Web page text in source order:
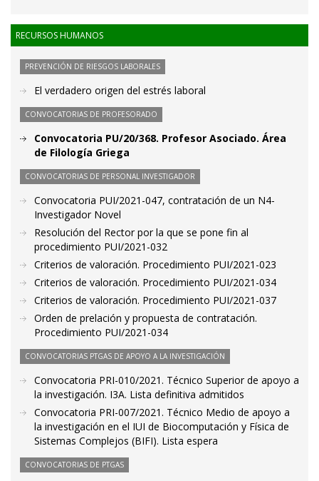
RECURSOS HUMANOS
PREVENCIÓN DE RIESGOS LABORALES
El verdadero origen del estrés laboral
CONVOCATORIAS DE PROFESORADO
Convocatoria PU/20/368. Profesor Asociado. Área
de Filología Griega
CONVOCATORIAS DE PERSONAL INVESTIGADOR
Convocatoria PUI/2021-047, contratación de un N4-
Investigador Novel
Resolución del Rector por la que se pone fin al
procedimiento PUI/2021-032
Criterios de valoración. Procedimiento PUI/2021-023
Criterios de valoración. Procedimiento PUI/2021-034
Criterios de valoración. Procedimiento PUI/2021-037
Orden de prelación y propuesta de contratación.
Procedimiento PUI/2021-034
CONVOCATORIAS PTGAS DE APOYO A LA INVESTIGACIÓN
Convocatoria PRI-010/2021. Técnico Superior de apoyo a
la investigación. I3A. Lista definitiva admitidos
Convocatoria PRI-007/2021. Técnico Medio de apoyo a
la investigación en el IUI de Biocomputación y Física de
Sistemas Complejos (BIFI). Lista espera
CONVOCATORIAS DE PTGAS